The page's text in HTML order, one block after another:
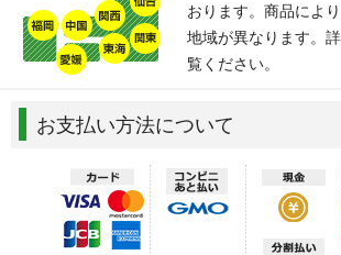
おります。商品によ
地域が異なります。
覧ください。
お支払い方法について